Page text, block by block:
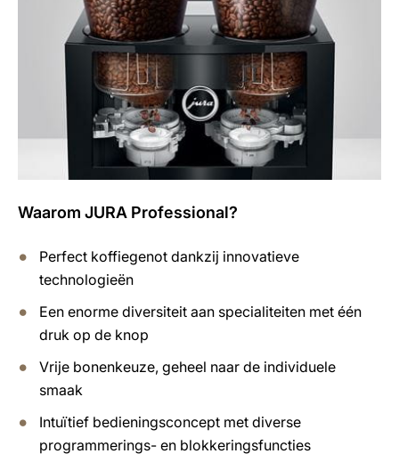
Waarom JURA Professional?
Perfect koffiegenot dankzij innovatieve
technologieën
Een enorme diversiteit aan specialiteiten met één
druk op de knop
Vrije bonenkeuze, geheel naar de individuele
smaak
Intuïtief bedieningsconcept met diverse
programmerings- en blokkeringsfuncties